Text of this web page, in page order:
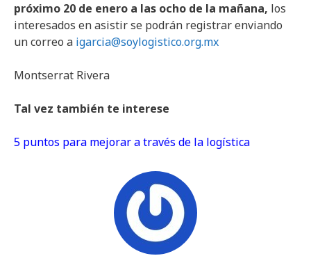
próximo 20 de enero a las ocho de la mañana, los
interesados en asistir se podrán registrar enviando
un correo a igarcia@soylogistico.org.mx
Montserrat Rivera
Tal vez también te interese
5 puntos para mejorar a través de la logística